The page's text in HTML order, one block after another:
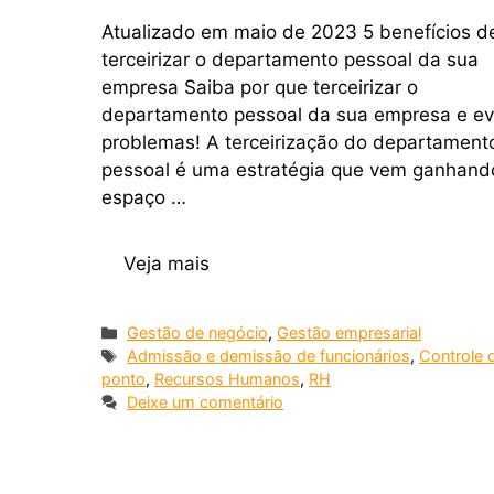
Atualizado em maio de 2023 5 benefícios
terceirizar o departamento pessoal da sua
empresa Saiba por que terceirizar o
departamento pessoal da sua empresa e
problemas! A terceirização do
pessoal é uma estratégia que vem
espaço …
Veja mais
Gestão de negócio,Gestão empresarial
Admissão e demissão de funcionários, Controle
ponto, Recursos Humanos, RH
Deixe um comentário